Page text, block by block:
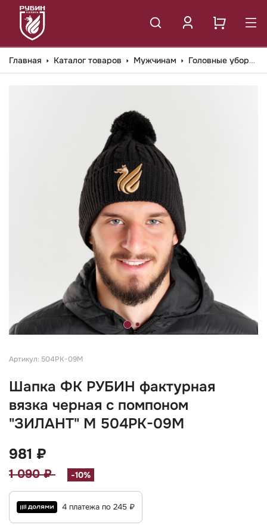
Главная Каталог товаров Мужчинам Головные уборы
Артикул: 504РК-09М
Шапка ФК РУБИН фактурная
вязка черная с помпоном
"ЗИЛАНТ" М 504РК-09М
981 ₽
1 090 ₽ -10%
4 платежа по 245 ₽